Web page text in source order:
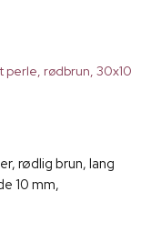
rødbrun, 30x10
rødlig brun, lang
10 mm,